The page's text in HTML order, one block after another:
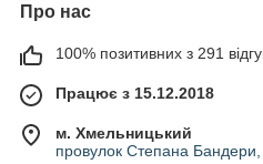
Про нас
100% позитивних з 291
Працює з 15.12.2018
м. Хмельницький
провулок Степана